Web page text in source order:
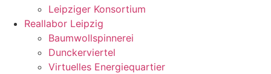
Leipziger Konsortium
Reallabor Leipzig
Baumwollspinnerei
Dunckerviertel
Virtuelles Energiequartier